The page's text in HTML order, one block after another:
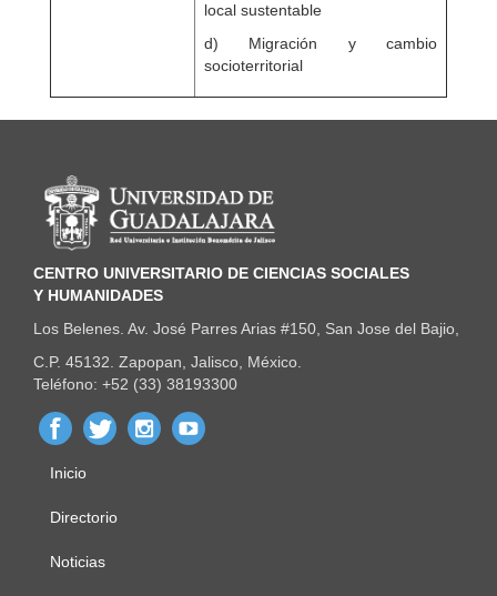
local sustentable
d) Migración y cambio
socioterritorial
Información del portal
CENTRO UNIVERSITARIO DE CIENCIAS SOCIALES
Y HUMANIDADES
Los Belenes. Av. José Parres Arias #150, San Jose del Bajio,
C.P. 45132. Zapopan, Jalisco, México.
Teléfono: +52 (33) 38193300
Menú
principal
Inicio
Directorio
Noticias